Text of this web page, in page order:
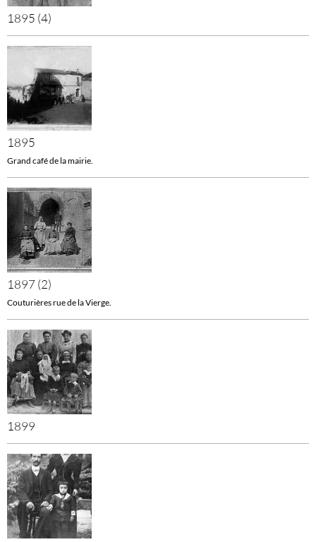
1895 (4)
1895
Grand café de la mairie.
1897 (2)
Couturières rue de la Vierge.
1899